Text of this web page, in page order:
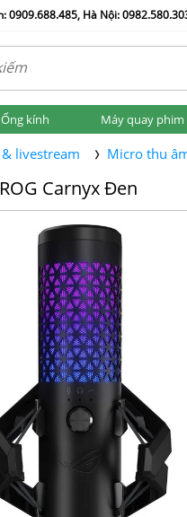
0909.688.485, Hà Nội:
Ống kính Máy quay phim
livestream Micro thu
Carnyx Đen